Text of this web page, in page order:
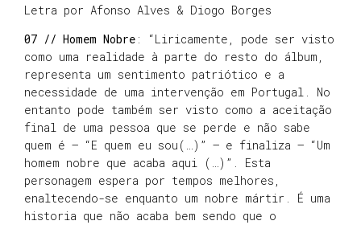
Letra por Afonso Alves & Diogo Borges
07 // Homem Nobre : “Liricamente, pode ser visto
como uma realidade à parte do resto do álbum,
representa um sentimento patriótico e a
necessidade de uma intervenção em Portugal. No
entanto pode também ser visto como a aceitação
final de uma pessoa que se perde e não sabe
quem é – “E quem eu sou(…)” – e finaliza – “Um
homem nobre que acaba aqui (…)”. Esta
personagem espera por tempos melhores,
enaltecendo-se enquanto um nobre mártir. É uma
historia que não acaba bem sendo que o